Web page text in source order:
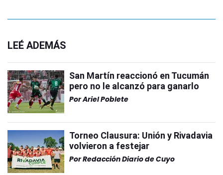
LEÉ ADEMÁS
San Martín reaccionó en Tucumán
pero no le alcanzó para ganarlo
PorAriel Poblete
Torneo Clausura: Unión y Rivadavia
volvieron a festejar
PorRedacción Diario de Cuyo